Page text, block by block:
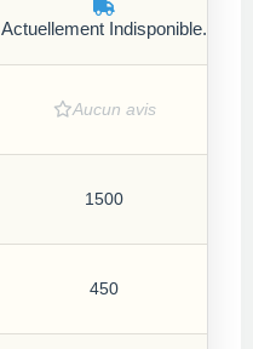
Actuellement Indisponible.
Aucun avis
1500
450